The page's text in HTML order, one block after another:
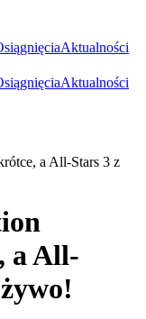
Aktualności
Aktualności
a All-Stars 3 z
a All-